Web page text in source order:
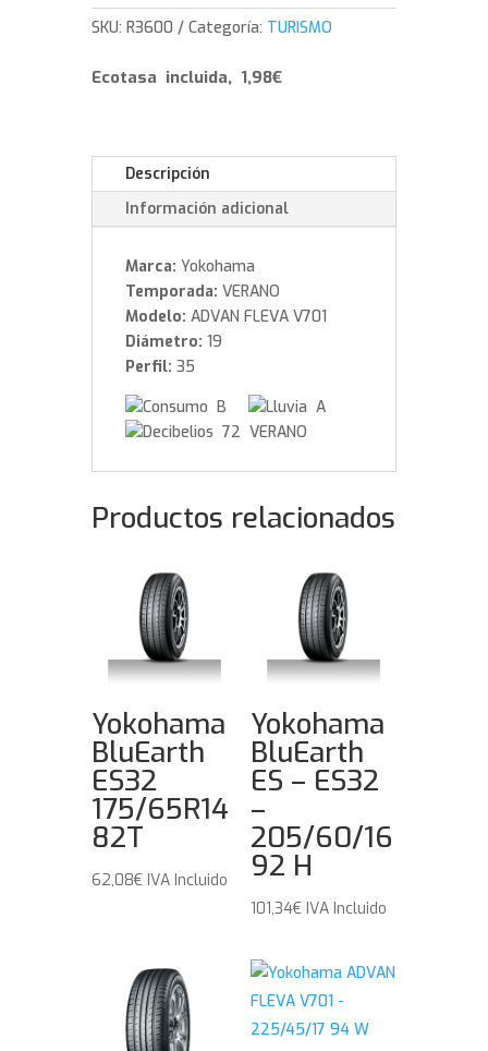
275/35/19
100
cantidad
SKU:R3600 Categoría: TURISMO
Ecotasa incluida, 1,98€
Descripción
Información adicional
Marca: Yokohama
Temporada: VERANO
Modelo: ADVAN FLEVA V701
Diámetro: 19
Perfil: 35
B
A
72 VERANO
Productos relacionados
Yokohama
BluEarth
ES32
175/65R14
82T
62,08€ IVA Incluido
Yokohama
BluEarth
ES – ES32
–
205/60/16
92 H
101,34€ IVA Incluido